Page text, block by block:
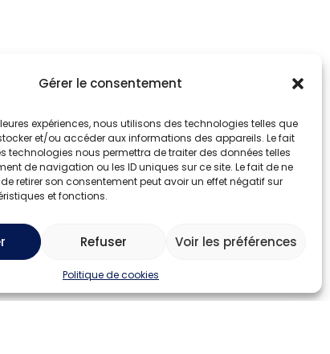
Gérer le consentement
expériences, nous utilisons des technologies telles que
et/ou accéder aux informations des appareils. Le fait
technologies nous permettra de traiter des données telles
de navigation ou les ID uniques sur ce site. Le fait de ne
retirer son consentement peut avoir un effet négatif sur
et fonctions.
Refuser Voir les préférences
Politique de cookies